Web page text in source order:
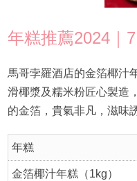
年糕推薦2024｜
馬哥孛羅酒店的金箔椰汁
滑椰漿及糯米粉匠心製造
的金箔，貴氣非凡，滋味
年糕
金箔椰汁年糕（1kg）